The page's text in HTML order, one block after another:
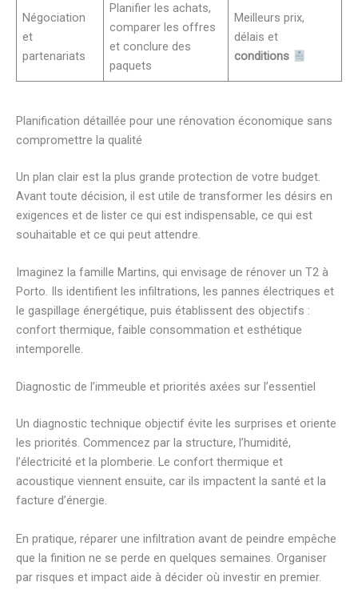
Négociation
et
partenariats
Planifier les achats,
comparer les offres
et conclure des
paquets
Meilleurs prix,
délais et
conditions
Planification détaillée pour une rénovation économique sans
compromettre la qualité
Un plan clair est la plus grande protection de votre budget.
Avant toute décision, il est utile de transformer les désirs en
exigences et de lister ce qui est indispensable, ce qui est
souhaitable et ce qui peut attendre.
Imaginez la famille Martins, qui envisage de rénover un T2 à
Porto. Ils identifient les infiltrations, les pannes électriques et
le gaspillage énergétique, puis établissent des objectifs :
confort thermique, faible consommation et esthétique
intemporelle.
Diagnostic de l’immeuble et priorités axées sur l’essentiel
Un diagnostic technique objectif évite les surprises et oriente
les priorités. Commencez par la structure, l’humidité,
l’électricité et la plomberie. Le confort thermique et
acoustique viennent ensuite, car ils impactent la santé et la
facture d’énergie.
En pratique, réparer une infiltration avant de peindre empêche
que la finition ne se perde en quelques semaines. Organiser
par risques et impact aide à décider où investir en premier.